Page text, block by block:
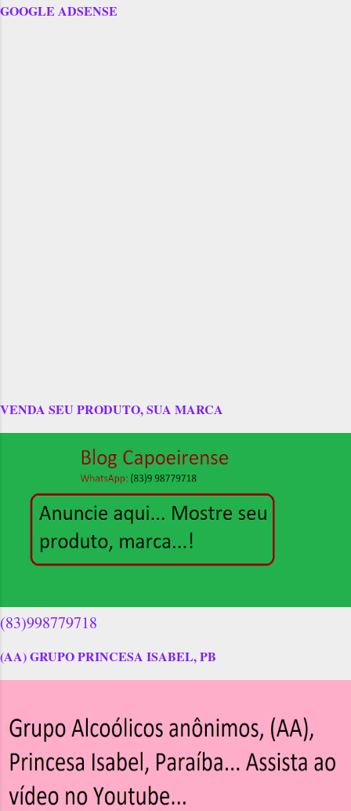
GOOGLE ADSENSE
VENDA SEU PRODUTO, SUA MARCA
(83)998779718
(AA) GRUPO PRINCESA ISABEL, PB